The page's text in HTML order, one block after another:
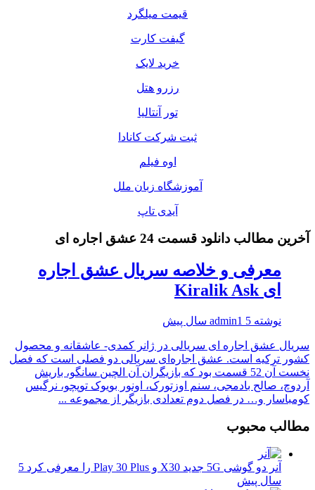
قیمت میلگرد
گیفت کارت
خرید لایک
رزرو هتل
تور آنتالیا
ثبت شرکت کانادا
اوه فیلم
آموزشگاه زبان ملل
آیدی تاپ
آخرین مطالب دانلود قسمت 24 عشق اجاره ای
معرفی و خلاصه سریال عشق اجاره
ای Kiralik Ask
نوشته admin1 5 سال پیش
سریال عشق اجاره ای سریالی در ژانر کمدی- عاشقانه و محصول
کشور ترکیه است. عشق اجاره‌ای سریالی دو فصلی است که فصل
نخست آن 52 قسمت بود که بازیگران آن الچین سانگو، باریش
آردوچ، صالح بادمجی، سنم اوزتورک، اونور بویوک توپچو، نرگیس
کومباسار و… در فصل دوم تعدادی بازیگر از مجموعه ...
مطالب محبوب
آنر دو گوشی 5G جدید X30 و Play 30 Plus را معرفی کرد
5
سال پیش